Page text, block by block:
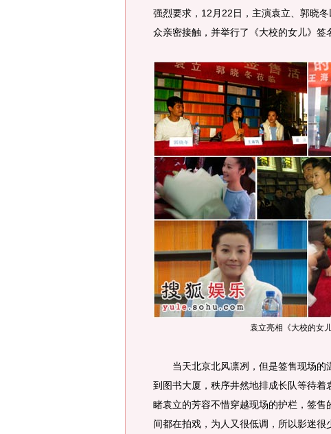
强烈要求，12月22日，主演袁立、郭晓
众亲密接触，并举行了《大校的女儿》签
袁立亮相《大校的女
当天北京北风凛冽，但是签售现场的
到图书大厦，秩序井然地排成长队等待
睹袁立的芳容不惜穿越现场的护栏，签
间都在拍戏，为人又很低调，所以影迷